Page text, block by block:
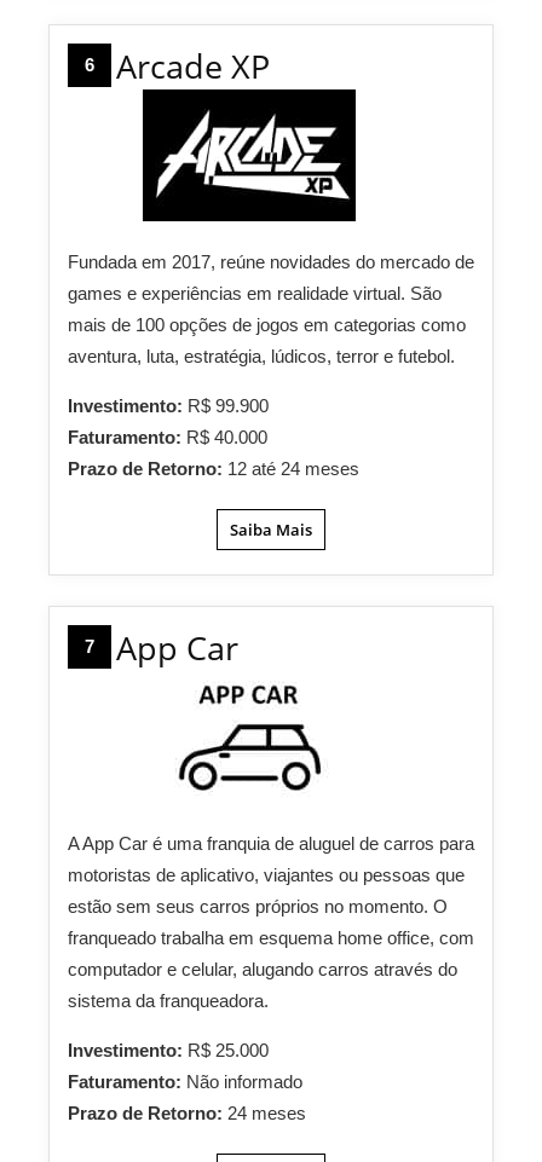
6 Arcade XP
Fundada em 2017, reúne novidades do mercado de
games e experiências em realidade virtual. São
mais de 100 opções de jogos em categorias como
aventura, luta, estratégia, lúdicos, terror e futebol.
Investimento: R$ 99.900
Faturamento: R$ 40.000
Prazo de Retorno: 12 até 24 meses
Saiba Mais
7 App Car
A App Car é uma franquia de aluguel de carros para
motoristas de aplicativo, viajantes ou pessoas que
estão sem seus carros próprios no momento. O
franqueado trabalha em esquema home office, com
computador e celular, alugando carros através do
sistema da franqueadora.
Investimento: R$ 25.000
Faturamento: Não informado
Prazo de Retorno: 24 meses